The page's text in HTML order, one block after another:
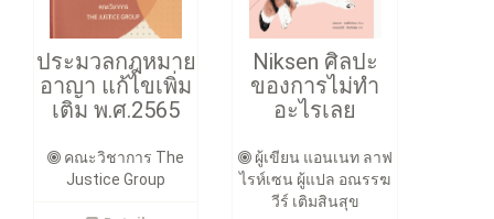
ประมวลกฎหมาย
อาญา แก้ไขเพิ่ม
เติม พ.ศ.2565
คณะวิชาการ The
Justice Group
Niksen ศิลปะ
ของการไม่ทำ
อะไรเลย
ผู้เขียน แอนเนท ลาฟ
ไรห์เซน ผู้แปล อณรรฆ
วีร์ เติมสินสุข